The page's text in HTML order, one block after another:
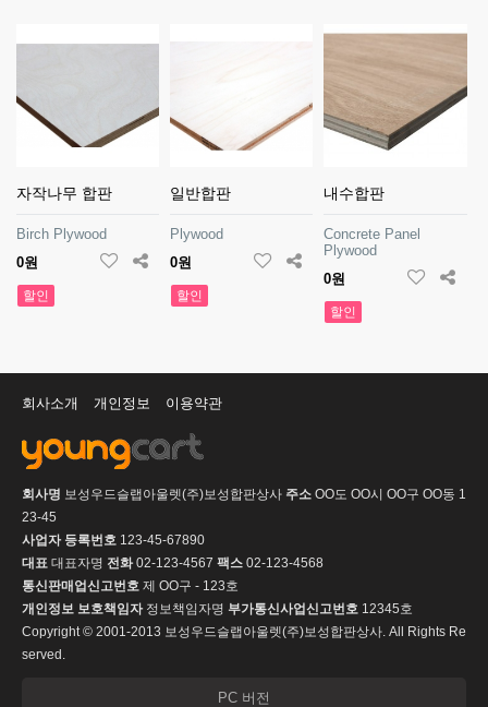
자작나무 합판
Birch Plywood
0원
할인
일반합판
Plywood
0원
할인
내수합판
Concrete Panel
Plywood
0원
할인
회사소개 개인정보 이용약관
회사명 보성우드슬랩아울렛(주)보성합판상사 주소 OO도 OO시 OO구 OO동 1
23-45
사업자 등록번호 123-45-67890
대표 대표자명 전화02-123-4567 팩스 02-123-4568
통신판매업신고번호 제 OO구 - 123호
개인정보 보호책임자정보책임자명 부가통신사업신고번호 12345호
Copyright © 2001-2013 보성우드슬랩아울렛(주)보성합판상사. All Rights Re
served.
PC 버전